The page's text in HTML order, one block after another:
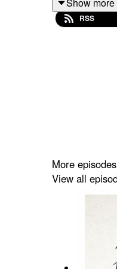
RSS
More episodes
View all